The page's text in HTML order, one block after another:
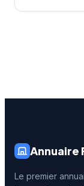
Annuaire
Le premier